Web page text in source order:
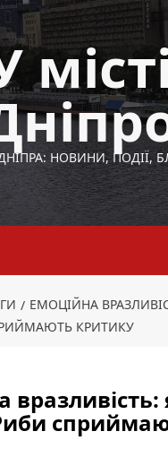
НОВИНИ, ПОДІЇ,
ЕМОЦІЙНА
КРИТИКУ
вразливість: